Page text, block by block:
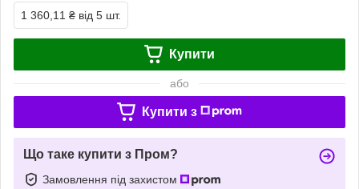
1 360,11 ₴ від 5 шт.
Купити
або
Купити з
Що таке купити з Пром?
Замовлення під захистом